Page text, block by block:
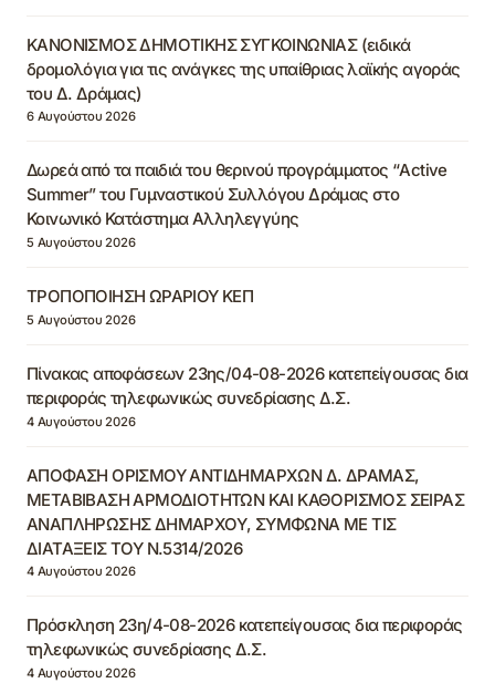
ΚΑΝΟΝΙΣΜΟΣ ΔΗΜΟΤΙΚΗΣ ΣΥΓΚΟΙΝΩΝΙΑΣ (ειδικά
δρομολόγια για τις ανάγκες της υπαίθριας λαϊκής αγοράς
του Δ. Δράμας)
6 Αυγούστου 2026
Δωρεά από τα παιδιά του θερινού προγράμματος “Active
Summer” του Γυμναστικού Συλλόγου Δράμας στο
Κοινωνικό Κατάστημα Αλληλεγγύης
5 Αυγούστου 2026
ΤΡΟΠΟΠΟΙΗΣΗ ΩΡΑΡΙΟΥ ΚΕΠ
5 Αυγούστου 2026
Πίνακας αποφάσεων 23ης/04-08-2026 κατεπείγουσας δια
περιφοράς τηλεφωνικώς συνεδρίασης Δ.Σ.
4 Αυγούστου 2026
ΑΠΟΦΑΣΗ ΟΡΙΣΜΟΥ ΑΝΤΙΔΗΜΑΡΧΩΝ Δ. ΔΡΑΜΑΣ,
ΜΕΤΑΒΙΒΑΣΗ ΑΡΜΟΔΙΟΤΗΤΩΝ ΚΑΙ ΚΑΘΟΡΙΣΜΟΣ ΣΕΙΡΑΣ
ΑΝΑΠΛΗΡΩΣΗΣ ΔΗΜΑΡΧΟΥ, ΣΥΜΦΩΝΑ ΜΕ ΤΙΣ
ΔΙΑΤΑΞΕΙΣ ΤΟΥ Ν.5314/2026
4 Αυγούστου 2026
Πρόσκληση 23η/4-08-2026 κατεπείγουσας δια περιφοράς
τηλεφωνικώς συνεδρίασης Δ.Σ.
4 Αυγούστου 2026